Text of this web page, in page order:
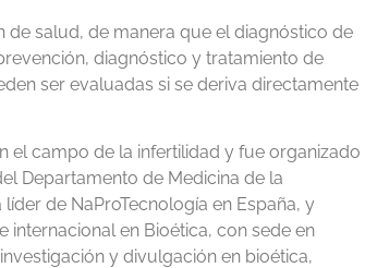
salud, de manera que el diagnóstico de
diagnóstico y tratamiento de
ser evaluadas si se deriva directamente
el campo de la infertilidad y fue organizado
Departamento de Medicina de la
de NaProTecnología en España, y
internacional en Bioética, con sede en
y divulgación en bioética,